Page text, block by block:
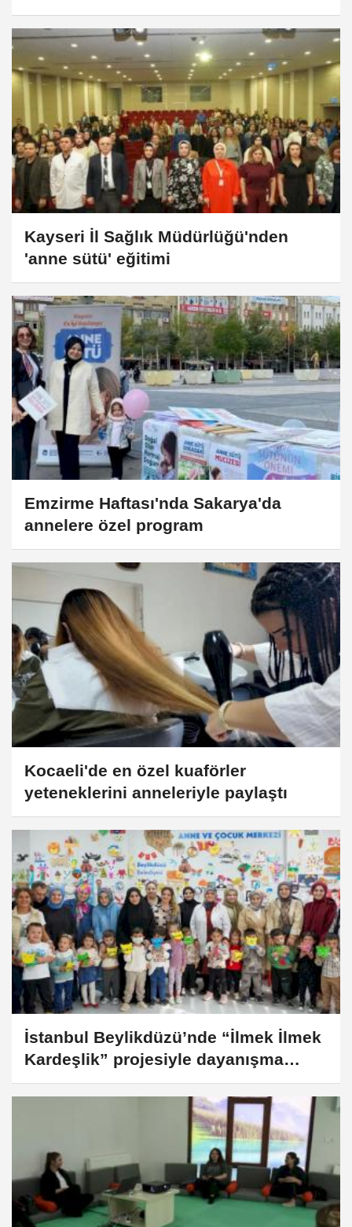
Kayseri İl Sağlık Müdürlüğü'nden
'anne sütü' eğitimi
Emzirme Haftası'nda Sakarya'da
annelere özel program
Kocaeli'de en özel kuaförler
yeteneklerini anneleriyle paylaştı
İstanbul Beylikdüzü’nde “İlmek İlmek
Kardeşlik” projesiyle dayanışma
büyüyor